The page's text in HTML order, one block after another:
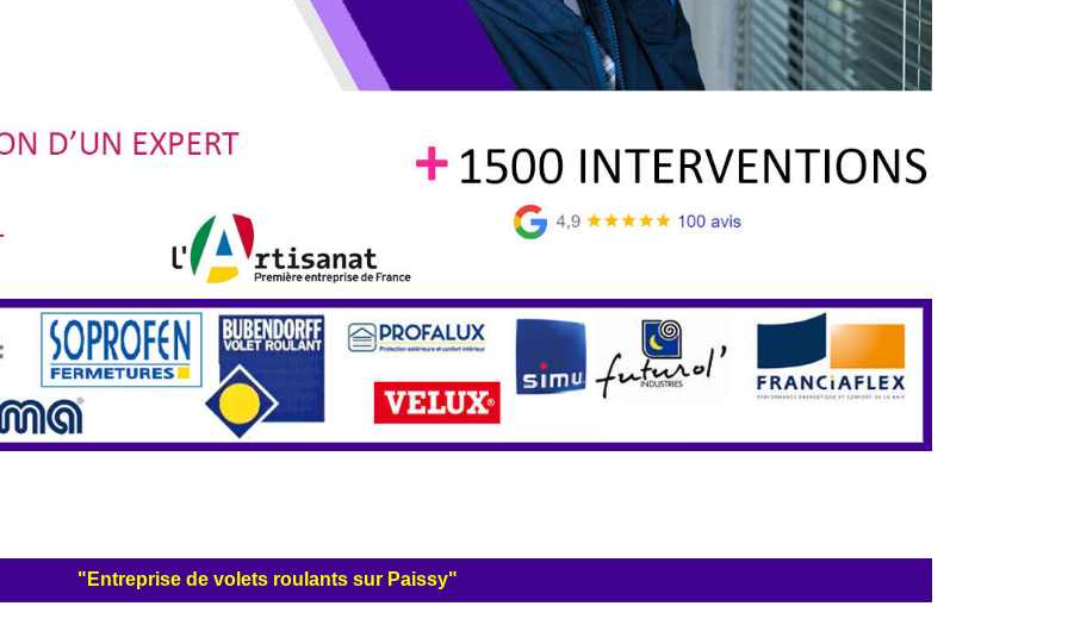
"Entreprise de volets roulants sur Paissy"